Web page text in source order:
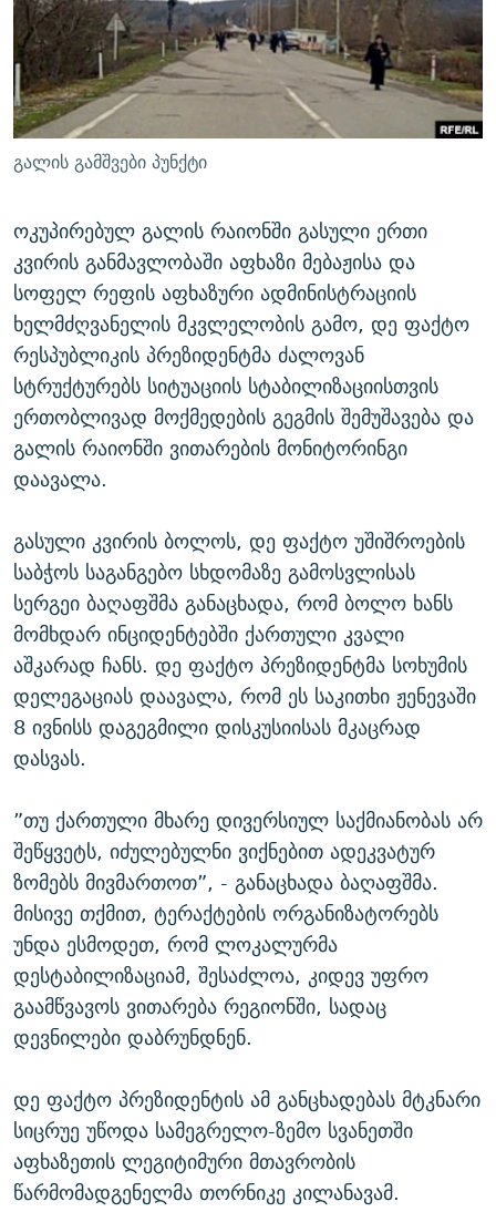
ᲛᲝᲚᲐᲞᲐᲠᲐᲙᲔ ᲢᲔᲥᲡᲢᲔᲑᲘ
ᲨᲘᲜ - ᲣᲪᲮᲝᲔᲗᲨᲘ
ᲚᲘᲢᲔᲠᲐᲢᲣᲠᲣᲚᲘ ᲬᲐᲮᲜᲐᲒᲔᲑᲘ
ᲐᲛᲔᲠᲘᲙᲣᲚᲘ ᲛᲝᲗᲮᲠᲝᲑᲐ
ᲘᲛᲞᲔᲠᲘᲐ ᲓᲐ ᲠᲐᲓᲘᲝ
ᲩᲔᲛᲘ ᲡᲘᲙᲕᲓᲘᲚᲘᲡ ᲛᲘᲖᲔᲖᲘᲐ COVID-19
11 ᲬᲔᲚᲘ - 11 ᲐᲛᲑᲐᲕᲘ
ᲡᲐᲞᲐᲠᲚᲐᲛᲔᲜᲢᲝ ᲐᲠᲩᲔᲕᲜᲔᲑᲘᲡ ᲘᲡᲢᲝᲠᲘᲐ
ᲑᲐᲕᲨᲕᲔᲑᲘ ᲞᲠᲝᲡᲢᲘᲢᲣᲪᲘᲐᲨᲘ - ᲐᲛᲝᲣᲗᲥᲛᲔᲚᲘ ᲐᲛᲑᲐᲕᲘ
5 ᲐᲛᲑᲐᲕᲘ - 20 ᲘᲕᲜᲘᲡᲡ ᲓᲐᲨᲐᲕᲔᲑᲣᲚᲔᲑᲘ
ᲐᲒᲕᲘᲡᲢᲝᲡ ᲝᲛᲘ
ПРИВЕТ ᲙᲣᲚᲢᲣᲠᲐ
ᲒᲐᲛᲝᲘᲬᲔᲠᲔ
რთე/რთ-ის ყველა საიტი
გალის გამშვები პუნქტი
ოკუპირებულ გალის რაიონში გასული ერთი
კვირის განმავლობაში აფხაზი მებაჟისა და
სოფელ რეფის აფხაზური ადმინისტრაციის
ხელმძღვანელის მკვლელობის გამო, დე ფაქტო
რესპუბლიკის პრეზიდენტმა ძალოვან
სტრუქტურებს სიტუაციის სტაბილიზაციისთვის
ერთობლივად მოქმედების გეგმის შემუშავება და
გალის რაიონში ვითარების მონიტორინგი
დაავალა.
გასული კვირის ბოლოს, დე ფაქტო უშიშროების
საბჭოს საგანგებო სხდომაზე გამოსვლისას
სერგეი ბაღაფშმა განაცხადა, რომ ბოლო ხანს
მომხდარ ინციდენტებში ქართული კვალი
აშკარად ჩანს. დე ფაქტო პრეზიდენტმა სოხუმის
დელეგაციას დაავალა, რომ ეს საკითხი ჟენევაში
8 ივნისს დაგეგმილი დისკუსიისას მკაცრად
დასვას.
”თუ ქართული მხარე დივერსიულ საქმიანობას არ
შეწყვეტს, იძულებულნი ვიქნებით ადეკვატურ
ზომებს მივმართოთ”, - განაცხადა ბაღაფშმა.
მისივე თქმით, ტერაქტების ორგანიზატორებს
უნდა ესმოდეთ, რომ ლოკალურმა
დესტაბილიზაციამ, შესაძლოა, კიდევ უფრო
გაამწვავოს ვითარება რეგიონში, სადაც
დევნილები დაბრუნდნენ.
დე ფაქტო პრეზიდენტის ამ განცხადებას მტკნარი
სიცრუე უწოდა სამეგრელო-ზემო სვანეთში
აფხაზეთის ლეგიტიმური მთავრობის
წარმომადგენელმა თორნიკე კილანავამ.